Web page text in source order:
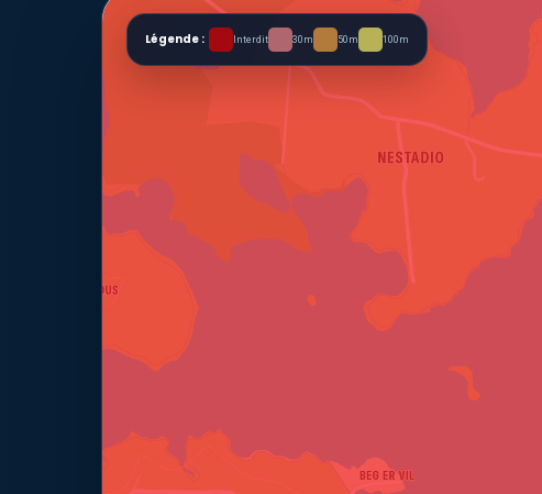
Légende : Interdit 30m 50m 100m